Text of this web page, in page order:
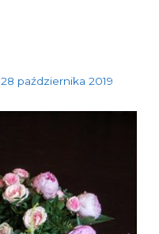
28 października 2019